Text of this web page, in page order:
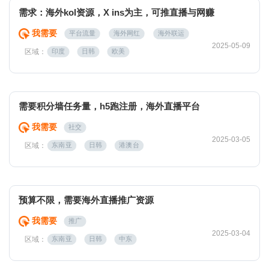
需求：海外kol资源，X ins为主，可推直播与网赚
我需要 平台流量 海外网红 海外联运
区域： 印度 日韩 欧美
2025-05-09
需要积分墙任务量，h5跑注册，海外直播平台
我需要 社交
区域： 东南亚 日韩 港澳台
2025-03-05
预算不限，需要海外直播推广资源
我需要 推广
区域： 东南亚 日韩 中东
2025-03-04